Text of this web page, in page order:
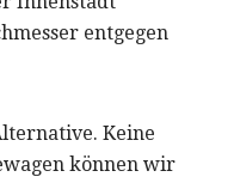
entgegen
Keine
können wir